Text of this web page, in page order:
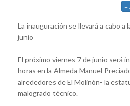
+
La inauguración se llevará a cabo a
junio
El próximo viernes 7 de junio será
horas en la Almeda Manuel
alrededores de El Molinón- la
malogrado técnico.